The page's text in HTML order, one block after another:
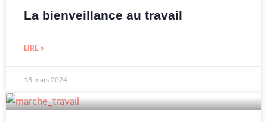
La bienveillance au travail
LIRE »
18 mars 2024